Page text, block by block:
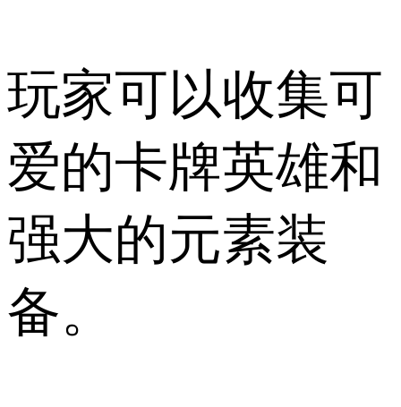
玩家可以收集可
爱的卡牌英雄和
强大的元素装
备。